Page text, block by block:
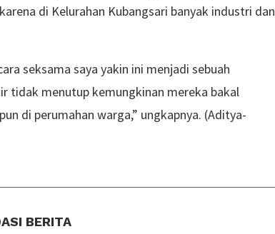
di Kelurahan Kubangsari banyak industri dan
seksama saya yakin ini menjadi sebuah
tidak menutup kemungkinan mereka bakal
di perumahan warga,” ungkapnya. (Aditya-
BERITA